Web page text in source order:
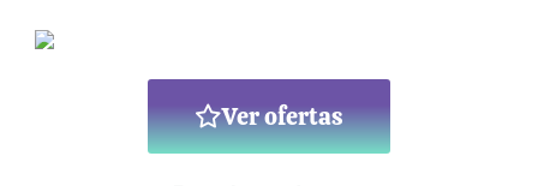
Ver ofertas